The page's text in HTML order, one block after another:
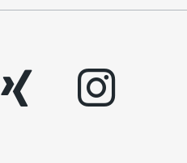
xing instagram